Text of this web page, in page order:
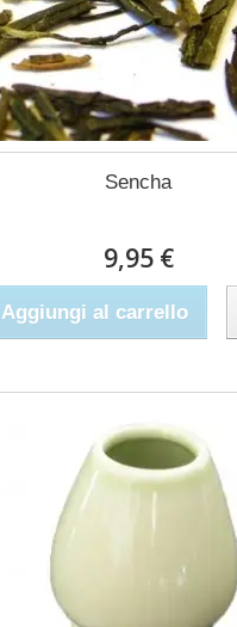
Sencha
9,95 €
Aggiungi al carrello